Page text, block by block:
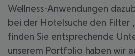
Wellness-Anwendungen
bei der Hotelsuche den Filter
finden Sie entsprechende
unserem Portfolio haben wir